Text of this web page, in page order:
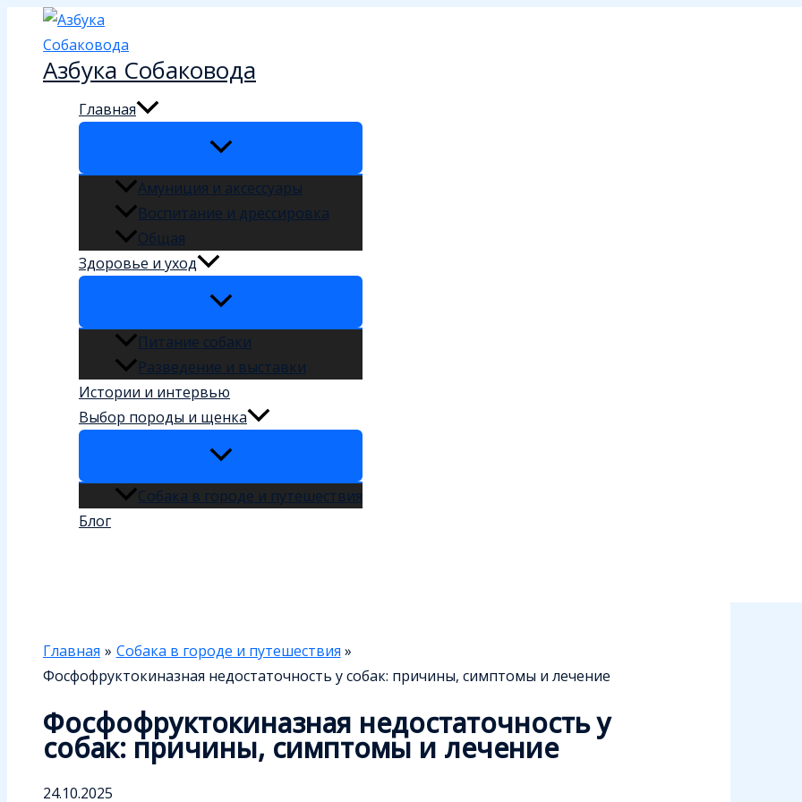
Перейти
содержимому
Азбука Собаковода
Главная
Амуниция и аксессуары
Воспитание и дрессировка
Общая
Здоровье и уход
Питание собаки
Разведение и выставки
Истории и интервью
Выбор породы и щенка
Собака в городе и путешествия
Блог
Главная
Собака в городе и путешествия
Фосфофруктокиназная недостаточность у собак: причины, симптомы и лечение
Фосфофруктокиназная недостаточность у
собак: причины, симптомы и лечение
24.10.2025